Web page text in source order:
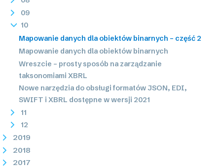
09
10
Mapowanie danych dla obiektów binarnych – część 2
Mapowanie danych dla obiektów binarnych
Wreszcie – prosty sposób na zarządzanie
taksonomiami XBRL
Nowe narzędzia do obsługi formatów JSON, EDI,
SWIFT i XBRL dostępne w wersji 2021
11
12
2019
2018
2017